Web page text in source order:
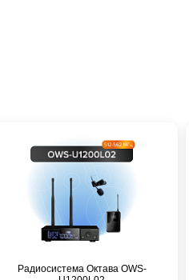
Радиосистема Октава OWS-